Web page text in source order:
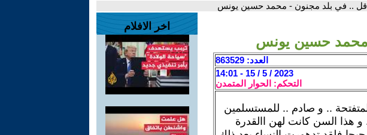
.. في بلد مجنون - محمد حسين يونس
حسين يونس
العدد: 863529
2023 / 5 / 15 - 14:01
التحكم: الحوار المتمدن
.. و صادم .. للمستسلمين
هذا السن كانت لهن االقدرة
اخر الافلام